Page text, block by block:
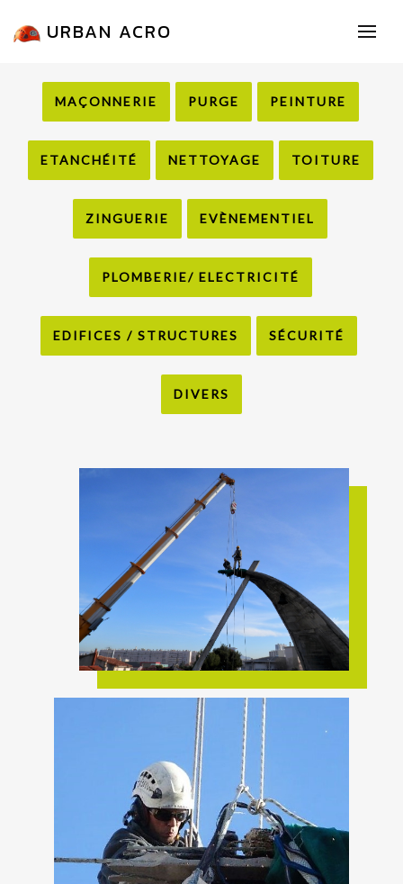
URBAN ACRO
MAÇONNERIE PURGE PEINTURE
ETANCHÉITÉ NETTOYAGE TOITURE
ZINGUERIE EVÈNEMENTIEL
PLOMBERIE/ ELECTRICITÉ
EDIFICES / STRUCTURES SÉCURITÉ
DIVERS